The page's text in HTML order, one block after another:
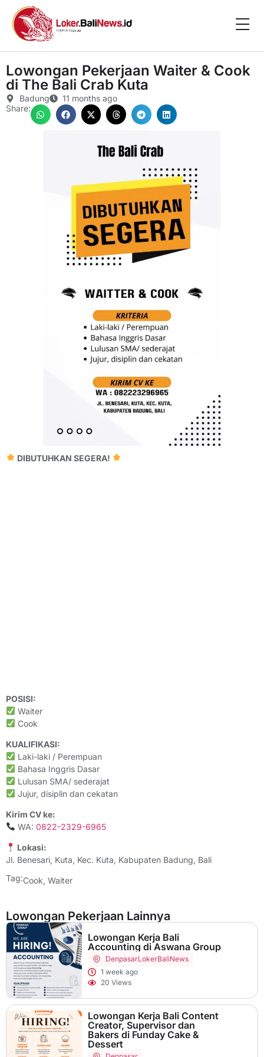
Lowongan Pekerjaan Waiter & Cook
di The Bali Crab Kuta
Badung
11 months ago
Share:
DIBUTUHKAN SEGERA!
POSISI:
Waiter
Cook
KUALIFIKASI:
Laki-laki / Perempuan
Bahasa Inggris Dasar
Lulusan SMA/ sederajat
Jujur, disiplin dan cekatan
Kirim CV ke:
WA: 0822-2329-6965
Lokasi:
Jl. Benesari, Kuta, Kec. Kuta, Kabupaten Badung, Bali
Tag:Cook, Waiter
Lowongan Pekerjaan Lainnya
Lowongan Kerja Bali
Accounting di Aswana Group
DenpasarLokerBaliNews
1 week ago
20 Views
Lowongan Kerja Bali Content
Creator, Supervisor dan
Bakers di Funday Cake &
Dessert